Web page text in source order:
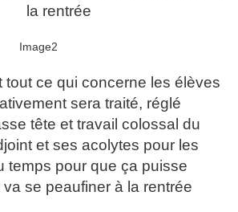
la rentrée
tout ce qui concerne les élèves
sera traité, réglé
tête et travail colossal du
et ses acolytes pour les
temps pour que ça puisse
va se peaufiner à la rentrée